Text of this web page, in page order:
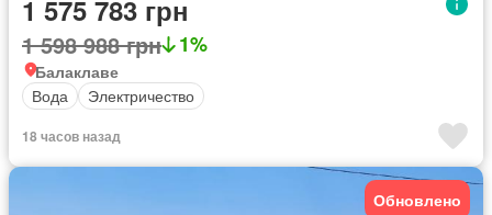
1 575 783 грн
1 598 988 грн 1%
Балаклаве
Вода
Электричество
18 часов назад
Обновлено